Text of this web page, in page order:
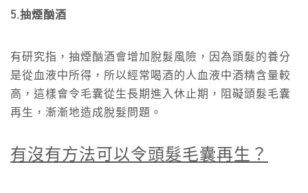
5.抽煙酗酒
有研究指，抽煙酗酒會增加脫髮風險，因為頭髮的養分
是從血液中所得，所以經常喝酒的人血液中酒精含量較
高，這樣會令毛囊從生長期進入休止期，阻礙頭髮毛囊
再生，漸漸地造成脫髮問題。
有沒有方法可以令頭髮毛囊再生？